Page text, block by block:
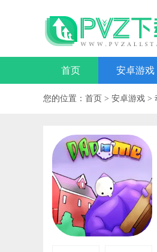
首页 安卓游戏
您的位置： 首页 > 安卓游戏 >